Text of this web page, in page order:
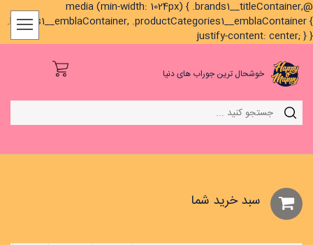
@media (min-width: 1024px) { .brands1__titleContainer,
.brands1__emblaContainer, .productCategories1__emblaContainer {
justify-content: center; } }
خوشحال ترین جوراب های دنیا
سبد خريد شما